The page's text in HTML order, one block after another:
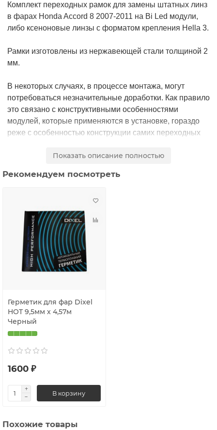
Комплект переходных рамок для замены штатных линз
в фарах Honda Accord 8 2007-2011 на Bi Led модули,
либо ксеноновые линзы с форматом крепления Hella 3.
Рамки изготовлены из нержавеющей стали толщиной 2
мм.
В некоторых случаях, в процессе монтажа, могут
потребоваться незначительные доработки. Как правило
это связано с конструктивными особенностями
модулей, которые применяются в установке, гораздо
реже с особенностью конструкции самих переходных
Показать описание полностью
Рекомендуем посмотреть
Герметик для фар Dixel
HOT 9,5мм х 4,57м
Черный
1600 ₽
В корзину
Похожие товары